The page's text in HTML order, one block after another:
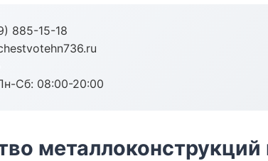
885-15-18
Сб: 08:00-20:00